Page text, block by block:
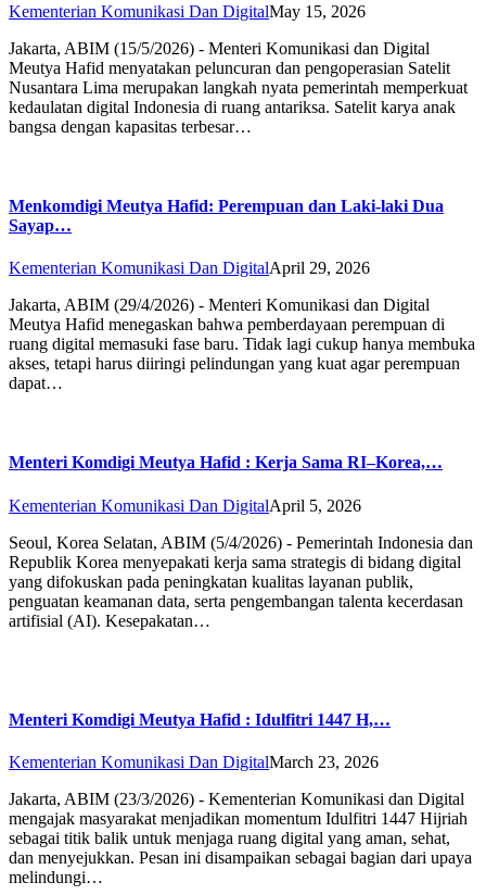
Kementerian Komunikasi Dan DigitalMay 15, 2026
Jakarta, ABIM (15/5/2026) - Menteri Komunikasi dan Digital
Meutya Hafid menyatakan peluncuran dan pengoperasian Satelit
Nusantara Lima merupakan langkah nyata pemerintah memperkuat
kedaulatan digital Indonesia di ruang antariksa. Satelit karya anak
bangsa dengan kapasitas terbesar…
Menkomdigi Meutya Hafid: Perempuan dan Laki-laki Dua
Sayap…
Kementerian Komunikasi Dan DigitalApril 29, 2026
Jakarta, ABIM (29/4/2026) - Menteri Komunikasi dan Digital
Meutya Hafid menegaskan bahwa pemberdayaan perempuan di
ruang digital memasuki fase baru. Tidak lagi cukup hanya membuka
akses, tetapi harus diiringi pelindungan yang kuat agar perempuan
dapat…
Menteri Komdigi Meutya Hafid : Kerja Sama RI–Korea,…
Kementerian Komunikasi Dan DigitalApril 5, 2026
Seoul, Korea Selatan, ABIM (5/4/2026) - Pemerintah Indonesia dan
Republik Korea menyepakati kerja sama strategis di bidang digital
yang difokuskan pada peningkatan kualitas layanan publik,
penguatan keamanan data, serta pengembangan talenta kecerdasan
artifisial (AI). Kesepakatan…
Menteri Komdigi Meutya Hafid : Idulfitri 1447 H,…
Kementerian Komunikasi Dan DigitalMarch 23, 2026
Jakarta, ABIM (23/3/2026) - Kementerian Komunikasi dan Digital
mengajak masyarakat menjadikan momentum Idulfitri 1447 Hijriah
sebagai titik balik untuk menjaga ruang digital yang aman, sehat,
dan menyejukkan. Pesan ini disampaikan sebagai bagian dari upaya
melindungi…